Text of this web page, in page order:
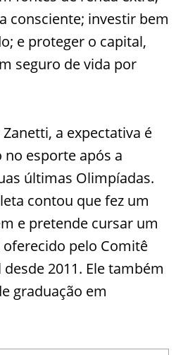
consciente; investir bem
e proteger o capital,
seguro de vida por
a expectativa é
esporte após a
últimas Olimpíadas.
contou que fez um
e pretende cursar um
pelo Comitê
2011. Ele também
graduação em